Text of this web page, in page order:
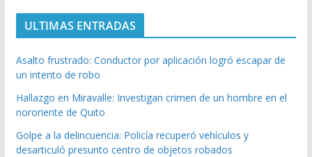
ULTIMAS ENTRADAS
Asalto frustrado: Conductor por aplicación logró escapar de
un intento de robo
Hallazgo en Miravalle: Investigan crimen de un hombre en el
nororiente de Quito
Golpe a la delincuencia: Policía recuperó vehículos y
desarticuló presunto centro de objetos robados